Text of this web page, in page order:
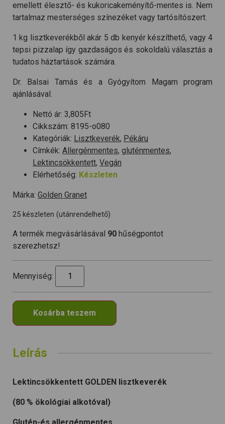
emellett élesztő- és kukoricakeményítő-mentes is. Nem
tartalmaz mesterséges színezéket vagy tartósítószert.
1 kg lisztkeverékből akár 5 db kenyér készíthető, vagy 4
tepsi pizzalap így gazdaságos és sokoldalú választás a
tudatos háztartások számára.
Dr. Balsai Tamás és a Gyógyítom Magam program
ajánlásával.
Nettó ár: 3,805 Ft
Cikkszám: 8195-o080
Kategóriák: Lisztkeverék, Pékáru
Címkék: Allergénmentes, gluténmentes,
Lektincsökkentett, Vegán
Elérhetőség: Készleten
Márka: Golden Granet
25 készleten (utánrendelhető)
A termék megvásárlásával 90 hűségpontot
szerezhetsz!
Mennyiség:
Kosárba teszem
Leírás
Lektincsökkentett GOLDEN lisztkeverék
(80 % ökológiai alkotóval)